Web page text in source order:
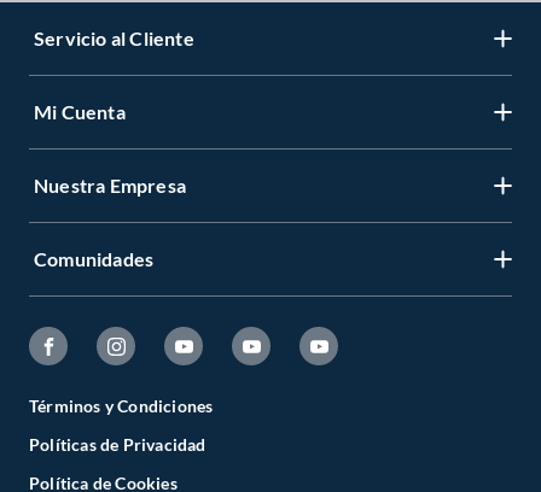
Servicio al Cliente
Mi Cuenta
Nuestra Empresa
Comunidades
Términos y Condiciones
Políticas de Privacidad
Política de Cookies